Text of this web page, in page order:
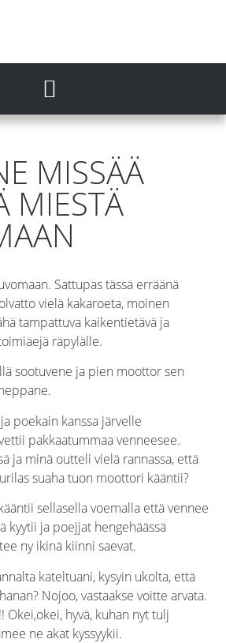
MISSÄÄ
MIESTÄ
Sattupas tässä erräänä
vielä kakaroeta, moinen
tampattuva kaikentietävä ja
räpylälle.
sootuvene ja pien moottor sen
poekain kanssa järvelle
pakkaatummaa venneesee.
ja minä outteli vielä rannassa, että
suaha tuon moottori kääntii?
sellasella voemalla että vennee
kyytii ja poejjat hengehäässä
ny ikinä kiinni saevat.
kateltuani, kysyin ukolta, että
Nojoo, vastaakse voitte arvata.
Okei,okei, hyvä, kuhan nyt tulj
ne akat kyssyykii.